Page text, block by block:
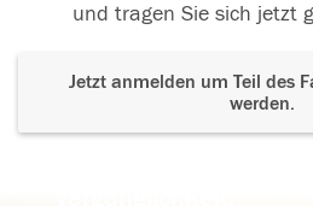
und tragen Sie sich jetzt
Jetzt anmelden um Teil des
werden.